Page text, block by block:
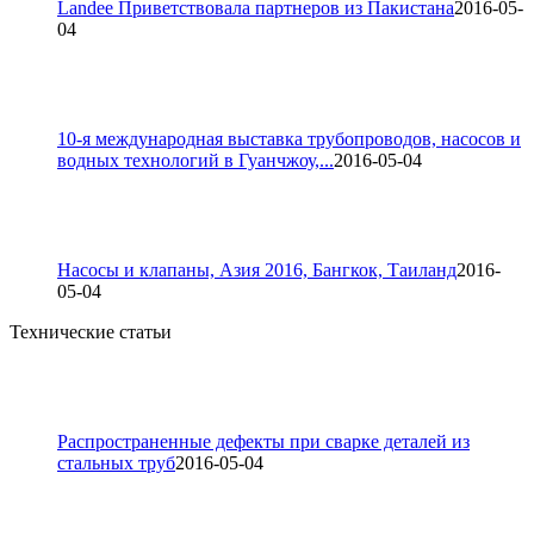
Landee Приветствовала партнеров из Пакистана2016-05-
04
10-я международная выставка трубопроводов, насосов и
водных технологий в Гуанчжоу,...2016-05-04
Насосы и клапаны, Азия 2016, Бангкок, Таиланд2016-
05-04
Технические статьи
Распространенные дефекты при сварке деталей из
стальных труб2016-05-04